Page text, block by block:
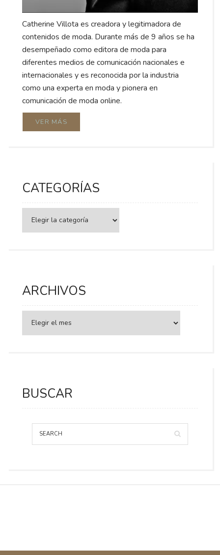
Catherine Villota es creadora y legitimadora de
contenidos de moda. Durante más de 9 años se ha
desempeñado como editora de moda para
diferentes medios de comunicación nacionales e
internacionales y es reconocida por la industria
como una experta en moda y pionera en
comunicación de moda online.
VER MÁS
CATEGORÍAS
ARCHIVOS
BUSCAR